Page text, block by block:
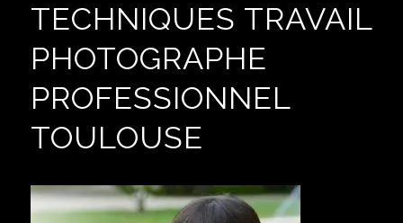
TECHNIQUES TRAVAIL
PHOTOGRAPHE
PROFESSIONNEL
TOULOUSE